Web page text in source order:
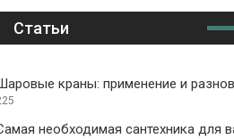
Статьи
краны: применение и
необходимая сантехника для